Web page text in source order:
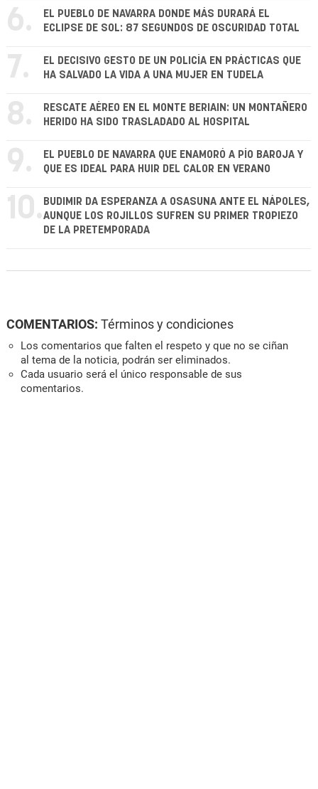
6.
EL PUEBLO DE NAVARRA DONDE MÁS DURARÁ EL
ECLIPSE DE SOL: 87 SEGUNDOS DE OSCURIDAD TOTAL
7.
EL DECISIVO GESTO DE UN POLICÍA EN PRÁCTICAS QUE
HA SALVADO LA VIDA A UNA MUJER EN TUDELA
8.
RESCATE AÉREO EN EL MONTE BERIAIN: UN MONTAÑERO
HERIDO HA SIDO TRASLADADO AL HOSPITAL
9.
EL PUEBLO DE NAVARRA QUE ENAMORÓ A PÍO BAROJA Y
QUE ES IDEAL PARA HUIR DEL CALOR EN VERANO
10. BUDIMIR DA ESPERANZA A OSASUNA ANTE EL NÁPOLES,
AUNQUE LOS ROJILLOS SUFREN SU PRIMER TROPIEZO
DE LA PRETEMPORADA
COMENTARIOS: Términos y condiciones
Los comentarios que falten el respeto y que no se ciñan
al tema de la noticia, podrán ser eliminados.
Cada usuario será el único responsable de sus
comentarios.